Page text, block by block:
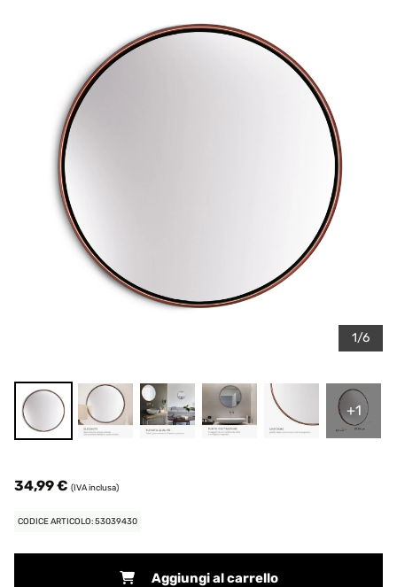
1/6
+1
34,99 € (IVA inclusa)
CODICE ARTICOLO: 53039430
Aggiungi al carrello